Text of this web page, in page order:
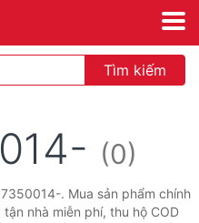
Tìm kiếm
(0)
. Mua sản phẩm chính
nhà miễn phí, thu hộ COD